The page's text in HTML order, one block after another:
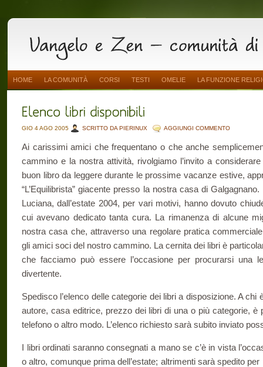
HOME LA COMUNITÀ CORSI TESTI OMELIE LA FUNZIONE
GIO 4 AGO 2005 SCRITTO DA PIERINUX AGGIUNGI COMMENTO
Ai carissimi amici che frequentano o che anche
cammino e la nostra attività, rivolgiamo l’invito a
buon libro da leggere durante le prossime vacanze estive,
“L’Equilibrista” giacente presso la nostra casa di
Luciana, dall’estate 2004, per vari motivi, hanno dovuto
cui avevano dedicato tanta cura. La rimanenza di alcune
nostra casa che, attraverso una regolare pratica
gli amici soci del nostro cammino. La cernita dei libri è
che facciamo può essere l’occasione per procurarsi una
divertente.
Spedisco l’elenco delle categorie dei libri a disposizione. A
autore, casa editrice, prezzo dei libri di una o più categorie, è
telefono o altro modo. L’elenco richiesto sarà subito inviato
I libri ordinati saranno consegnati a mano se c’è in vista
o altro, comunque prima dell’estate; altrimenti sarà spedito